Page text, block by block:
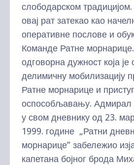
слободарском
овај рат затекао као
оперативне послове и
Команде Ратне
одговорна дужност која је
делимичну мобилизацију
Ратне морнарице и
оспособљавању. Адмирал
у свом дневнику од 23.
1999. године „Ратни
морнарице” забележио
капетана бојног брода